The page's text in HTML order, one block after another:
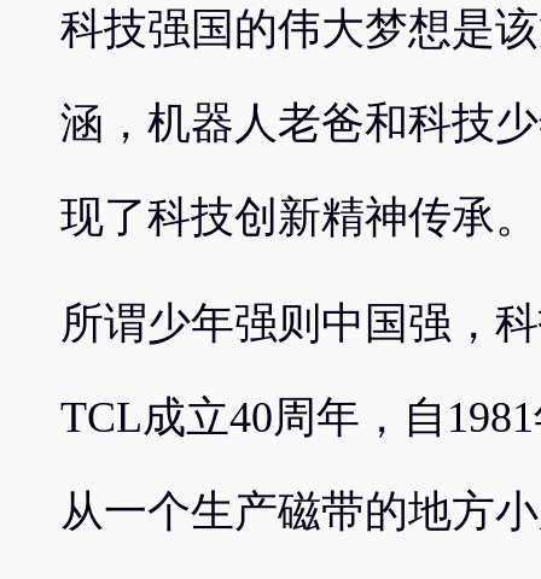
科技强国的伟大梦想是
涵，机器人老爸和科技
现了科技创新精神传承。
所谓少年强则中国强，
TCL成立40周年，自
从一个生产磁带的地方